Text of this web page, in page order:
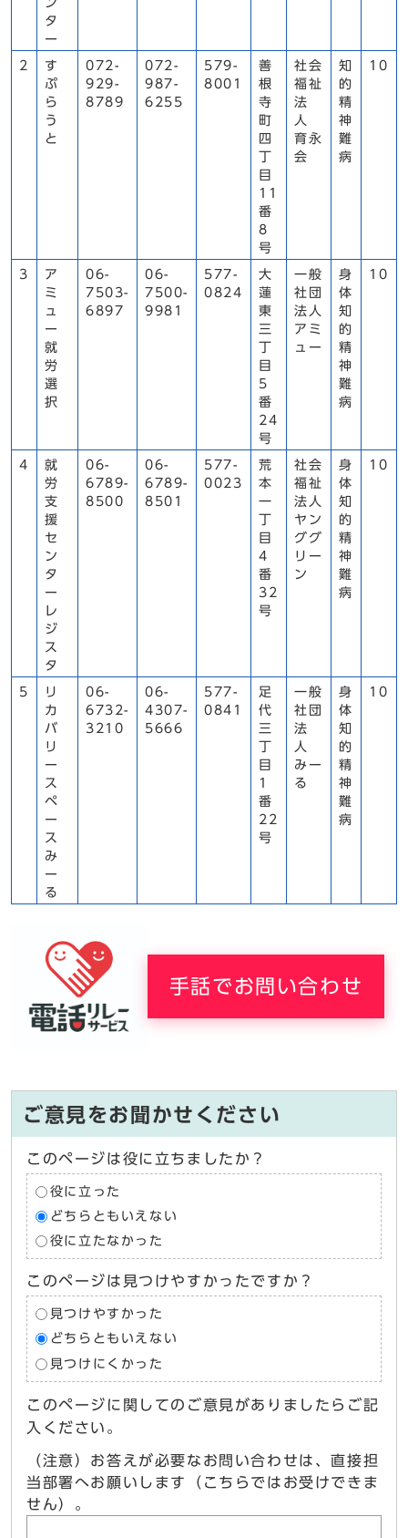
ン
タ
ー
2
す
ぷ
ら
う
と
072-
929-
8789
072-
987-
6255
579-
8001
善
根
寺
町
四
目
11
番
8
号
社会
福祉
法
人
育永
会
知
的
精
神
難
病
10
3
ア
ミ
ュ
ー
就
労
選
択
06-
7503-
6897
06-
7500-
9981
577-
0824
大
蓮
東
三
目
5
番
24
号
一般
社団
法人
アミ
ュー
身
体
知
的
精
神
難
病
10
4
就
労
支
援
セ
ン
タ
ー
レ
ジ
ス
タ
06-
6789-
8500
06-
6789-
8501
577-
0023
荒
本
一
目
4
番
32
号
社会
福祉
法人
ヤン
ググ
リー
ン
身
体
知
的
精
神
難
病
10
5
リ
カ
バ
リ
ー
ス
ペ
ー
ス
み
ー
る
06-
6732-
3210
06-
4307-
5666
577-
0841
足
代
三
目
1
番
22
号
一般
社団
法
人
みー
る
身
体
知
的
精
神
難
病
10
手話でお問い合わせ
ご意見をお聞かせください
このページは役に立ちましたか？
役に立った
どちらともいえない
役に立たなかった
このページは見つけやすかったですか？
見つけやすかった
どちらともいえない
見つけにくかった
このページに関してのご意見がありましたらご記
入ください。
（注意）お答えが必要なお問い合わせは、直接担
当部署へお願いします（こちらではお受けできま
せん）。